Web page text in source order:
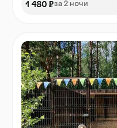
1 480 ₽за 2 ночи